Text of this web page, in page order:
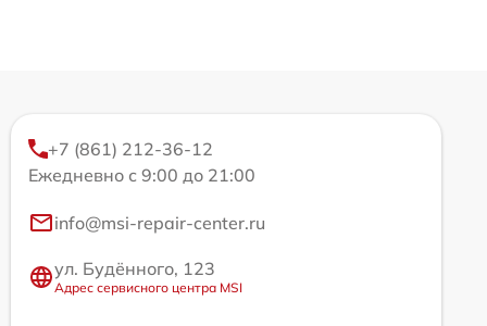
+7 (861) 212-36-12
Ежедневно с 9:00 до 21:00
info@msi-repair-center.ru
ул. Будённого, 123
Адрес сервисного центра MSI